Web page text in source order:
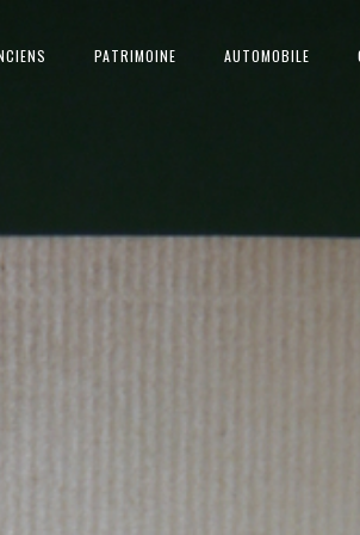
PATRIMOINE AUTOMOBILE